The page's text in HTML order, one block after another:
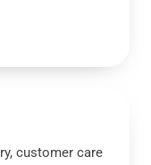
customer care